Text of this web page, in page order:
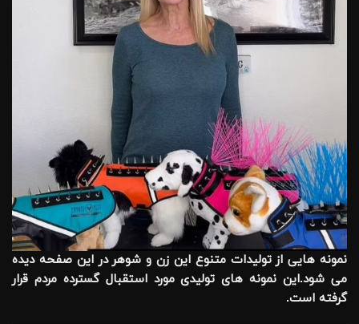
نمونه هایی از تولیدات متنوع این زن و شوهر در این صفحه دیده
می شود.این نمونه های تولیدی مورد استقبال گسترده مردم قرار
گرفته است.